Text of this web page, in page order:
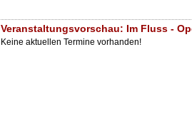
Veranstaltungsvorschau: Im Fluss -
Keine aktuellen Termine vorhanden!